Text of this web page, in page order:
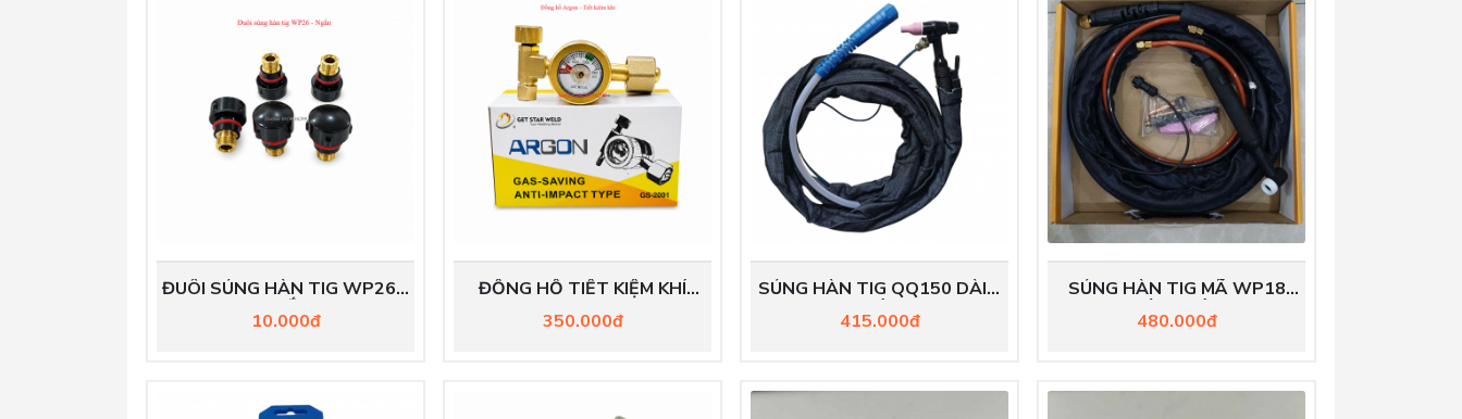
ĐUÔI SÚNG HÀN TIG WP26 –
NGẮN
10.000đ
ĐỒNG HỒ TIẾT KIỆM KHÍ
ARGON
350.000đ
SÚNG HÀN TIG QQ150 DÀI 4
MÉT
415.000đ
SÚNG HÀN TIG MÃ WP18
DÀI 4 MÉT
480.000đ